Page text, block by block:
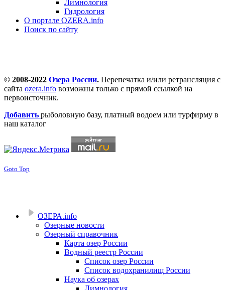
Лимнология
Гидрология
О портале OZERA.info
Поиск по сайту
© 2008-2022 Озера России. Перепечатка и/или ретрансляция с
сайта ozera.info возможны только с прямой ссылкой на
первоисточник.
Добавить рыболовную базу, платный водоем или турфирму в
наш каталог
Goto Top
ОЗЕРА.info
Озерные новости
Озерный справочник
Карта озер России
Водный реестр России
Список озер России
Список водохранилищ России
Наука об озерах